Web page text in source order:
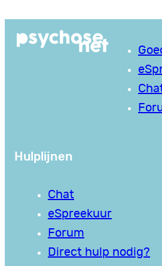
naar
Hulplijnen
Chat
eSpreekuur
Forum
Direct hulp nodig?